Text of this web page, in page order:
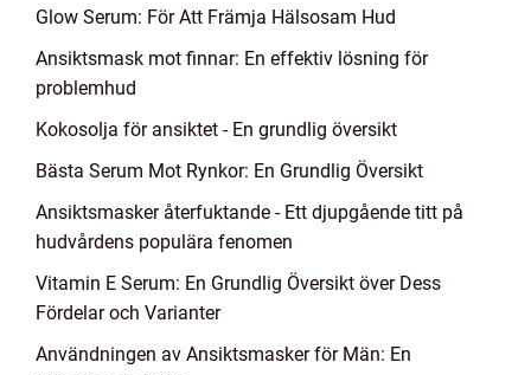
Glow Serum: För Att Främja Hälsosam Hud
Ansiktsmask mot finnar: En effektiv lösning för
problemhud
Kokosolja för ansiktet - En grundlig översikt
Bästa Serum Mot Rynkor: En Grundlig Översikt
Ansiktsmasker återfuktande - Ett djupgående titt på
hudvårdens populära fenomen
Vitamin E Serum: En Grundlig Översikt över Dess
Fördelar och Varianter
Användningen av Ansiktsmasker för Män: En